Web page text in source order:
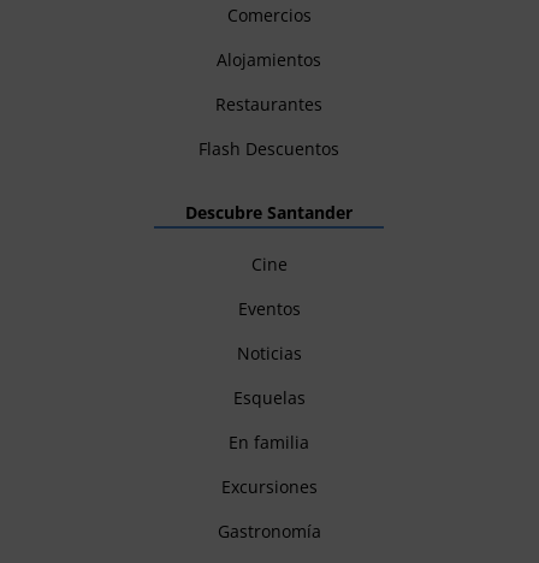
Comercios
Alojamientos
Restaurantes
Flash Descuentos
Descubre Santander
Cine
Eventos
Noticias
Esquelas
En familia
Excursiones
Gastronomía